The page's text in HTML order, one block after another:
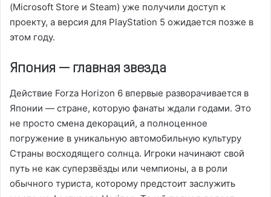
(Microsoft Store и Steam) уже получили доступ к
проекту, а версия для PlayStation 5 ожидается позже в
этом году.
Япония — главная звезда
Действие Forza Horizon 6 впервые разворачивается в
Японии — стране, которую фанаты ждали годами. Это
не просто смена декораций, а полноценное
погружение в уникальную автомобильную культуру
Страны восходящего солнца. Игроки начинают свой
путь не как суперзвёзды или чемпионы, а в роли
обычного туриста, которому предстоит заслужить